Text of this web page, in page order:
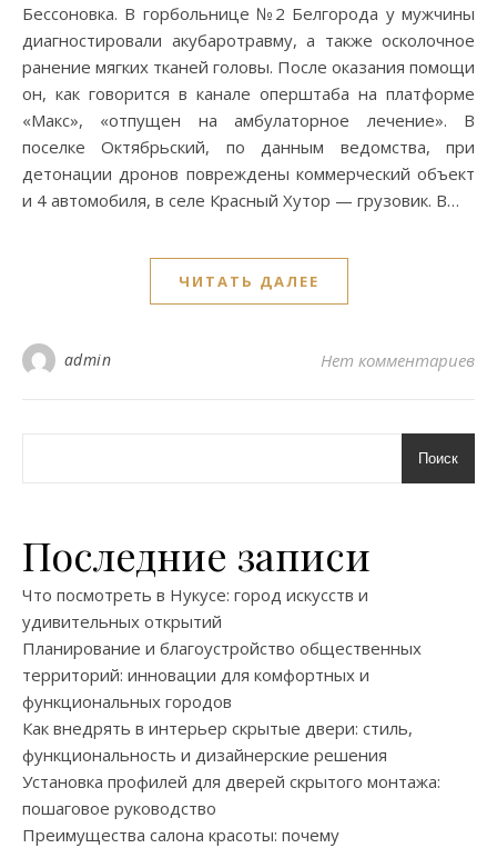
Бессоновка. В горбольнице №2 Белгорода у мужчины
диагностировали акубаротравму, а также осколочное
ранение мягких тканей головы. После оказания помощи
он, как говорится в канале оперштаба на платформе
«Макс», «отпущен на амбулаторное лечение». В
поселке Октябрьский, по данным ведомства, при
детонации дронов повреждены коммерческий объект
и 4 автомобиля, в селе Красный Хутор — грузовик. В…
ЧИТАТЬ ДАЛЕЕ
admin Нет комментариев
Поиск
Последние записи
Что посмотреть в Нукусе: город искусств и
удивительных открытий
Планирование и благоустройство общественных
территорий: инновации для комфортных и
функциональных городов
Как внедрять в интерьер скрытые двери: стиль,
функциональность и дизайнерские решения
Установка профилей для дверей скрытого монтажа:
пошаговое руководство
Преимущества салона красоты: почему